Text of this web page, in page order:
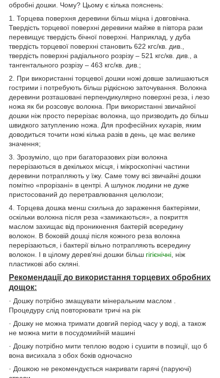
обробні дошки. Чому? Цьому є кілька пояснень:
1. Торцева поверхня деревини більш міцна і довговічна.
Твердість торцевої поверхні деревини майже в півтора рази
перевищує твердість бічної поверхні. Наприклад, у дуба
твердість торцевої поверхні становить 622 кгс/кв. див.,
твердість поверхні радіального розрізу – 521 кгс/кв. див., а
тангентального розрізу – 463 кгс/кв. див.;
2. При використанні торцевої дошки ножі довше залишаються
гострими і потребують більш рідкісною заточування. Волокна
деревини розташовані перпендикулярно поверхні реза, і лезо
ножа як би розсовує волокна. При використанні звичайної
дошки ніж просто перерізає волокна, що призводить до більш
швидкого затуплению ножа. Для професійних кухарів, яким
доводиться точити ножі кілька разів в день, це має велике
значення;
3. Зрозуміло, що при багаторазових різи волокна
перерізаються в декількох місця, і мікроскопічні частини
деревини потрапляють у їжу. Саме тому всі звичайні дошки
помітно «прорізані» в центрі. А шлунок людини не дуже
пристосований до перетравлювання целюлози;
4. Торцева дошка менш схильна до зараження бактеріями,
оскільки волокна після реза «замикаються», а покриття
маслом захищає від проникнення бактерій всередину
волокон. В боковій дошці після кожного реза волокна
перерізаються, і бактерії вільно потрапляють всередину
волокон. І в цілому дерев'яні дошки більш гігієнічні , ніж
пластикові або скляні.
Рекомендації до використання торцевих обробних
дощок:
· Дошку потрібно змащувати мінеральним маслом .
Процедуру слід повторювати тричі на рік
· Дошку не можна тримати довгий період часу у воді, а також
не можна мити в посудомийній машині
· Дошку потрібно мити теплою водою і сушити в позиції, що б
вона висихала з обох боків одночасно
· Дошкою не рекомендується накривати гарячі (паруючі)